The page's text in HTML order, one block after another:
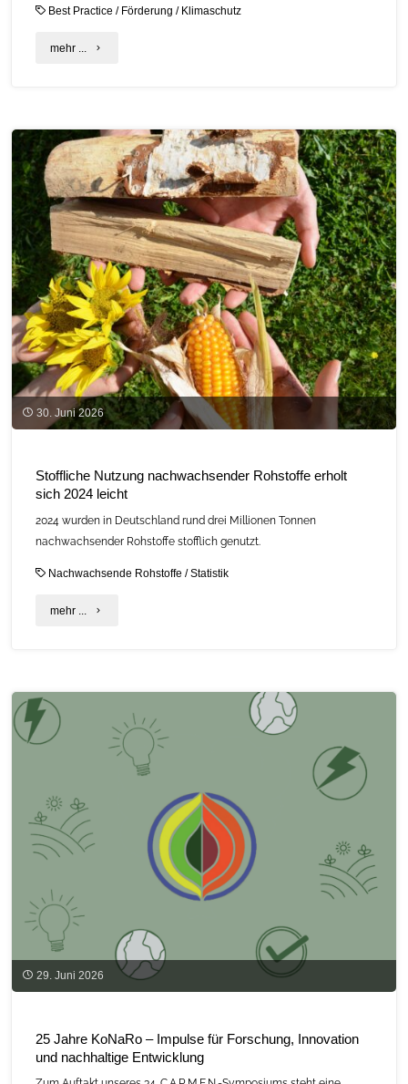
Best Practice / Förderung / Klimaschutz
mehr ... "Eching
mit
System"
30. Juni 2026
Stoffliche Nutzung nachwachsender Rohstoffe erholt
sich 2024 leicht
2024 wurden in Deutschland rund drei Millionen Tonnen
nachwachsender Rohstoffe stofflich genutzt.
Nachwachsende Rohstoffe /Statistik
mehr ... "Stoffliche
erholt
leicht"
29. Juni 2026
25 Jahre KoNaRo – Impulse für Forschung, Innovation
und nachhaltige Entwicklung